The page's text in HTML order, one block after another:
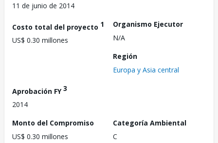
11 de junio de 2014
Costo total del proyecto 1
US$ 0.30 millones
Organismo Ejecutor
N/A
Región
Europa y Asia central
Aprobación FY3
2014
Monto del Compromiso
US$ 0.30 millones
Categoría Ambiental
C